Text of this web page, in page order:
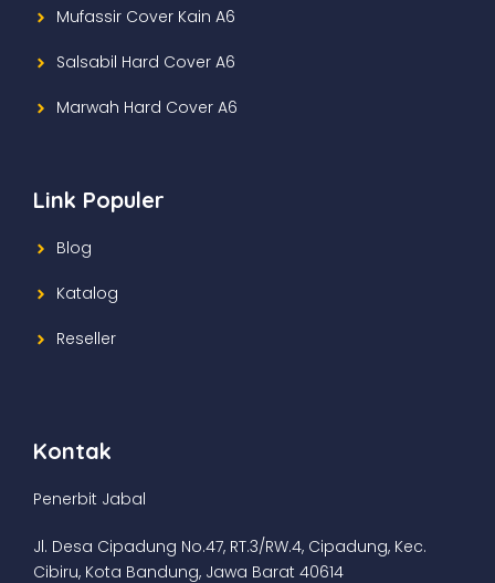
Mufassir Cover Kain A6
Salsabil Hard Cover A6
Marwah Hard Cover A6
Link Populer
Blog
Katalog
Reseller
Kontak
Penerbit Jabal
Jl. Desa Cipadung No.47, RT.3/RW.4, Cipadung, Kec.
Cibiru, Kota Bandung, Jawa Barat 40614